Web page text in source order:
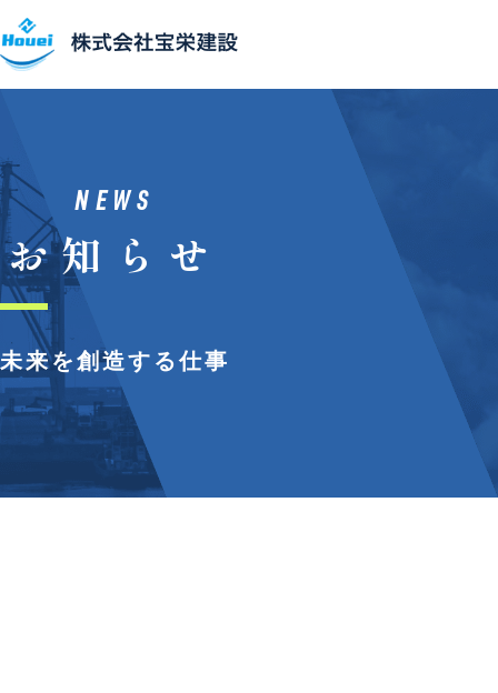
事業紹介
主要設備
施⼯実績
NEWS
お知らせ
未来を創造する仕事